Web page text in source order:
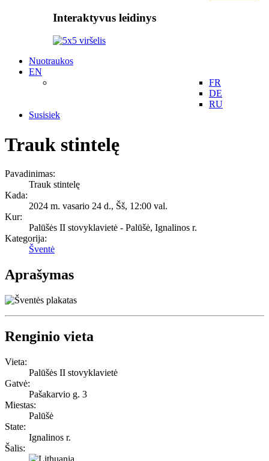
Interaktyvus leidinys
Nuotraukos
EN
FR
DE
RU
Susisiek
Trauk stintelę
Pavadinimas:
Trauk stintelę
Kada:
2024 m. vasario 24 d., Šš, 12:00 val.
Kur:
Palūšės II stovyklavietė - Palūšė, Ignalinos r.
Kategorija:
Šventė
Aprašymas
Renginio vieta
Vieta:
Palūšės II stovyklavietė
Gatvė:
Pašakarvio g. 3
Miestas:
Palūšė
State:
Ignalinos r.
Šalis: